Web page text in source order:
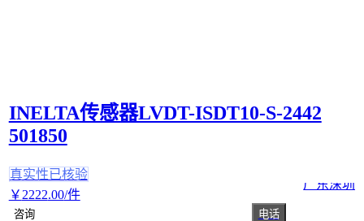
INELTA传感器LVDT-ISDT10-S-2442
501850
真实性已核验
￥ 2222.00/件
广东深圳
咨询 电话